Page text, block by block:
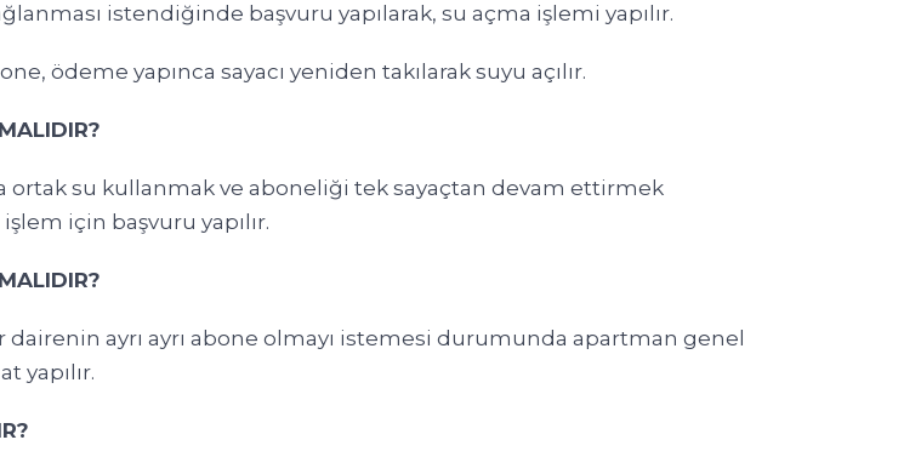
istendiğinde başvuru yapılarak, su açma işlemi yapılır.
ödeme yapınca sayacı yeniden takılarak suyu açılır.
ortak su kullanmak ve aboneliği tek sayaçtan devam ettirmek
için başvuru yapılır.
ayrı ayrı abone olmayı istemesi durumunda apartman genel
yapılır.